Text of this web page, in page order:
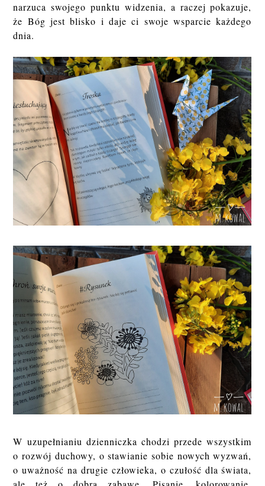
narzuca swojego punktu widzenia, a raczej pokazuje,
że Bóg jest blisko i daje ci swoje wsparcie każdego
dnia.
W uzupełnianiu dzienniczka chodzi przede wszystkim
o rozwój duchowy, o stawianie sobie nowych wyzwań,
o uważność na drugie człowieka, o czułość dla świata,